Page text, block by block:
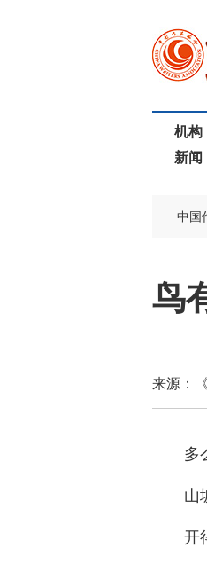
机构
新闻
中国
鸟
来源：
多
山
开